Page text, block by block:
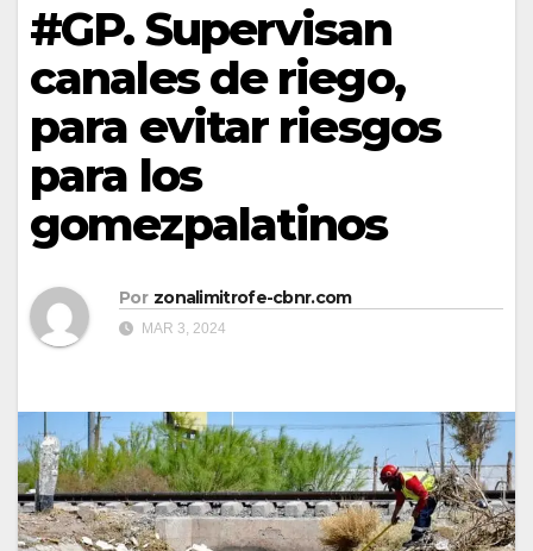
#GP. Supervisan
canales de riego,
para evitar riesgos
para los
gomezpalatinos
Por zonalimitrofe-cbnr.com
MAR 3, 2024